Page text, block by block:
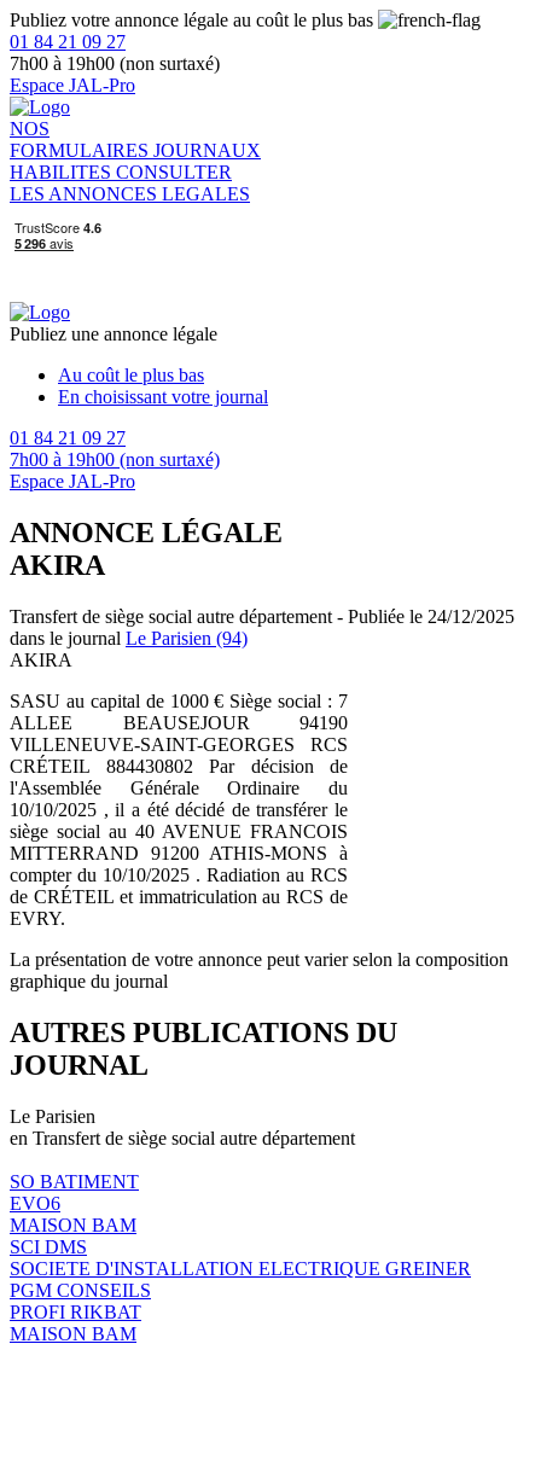
Publiez votre annonce légale au coût le plus bas
01 84 21 09 27
7h00 à 19h00 (non surtaxé)
Espace JAL-Pro
NOS
FORMULAIRES JOURNAUX
HABILITES CONSULTER
LES ANNONCES LEGALES
Publiez une annonce légale
Au coût le plus bas
En choisissant votre journal
01 84 21 09 27
7h00 à 19h00 (non surtaxé)
Espace JAL-Pro
ANNONCE LÉGALE
AKIRA
Transfert de siège social autre département - Publiée le 24/12/2025
dans le journal Le Parisien (94)
AKIRA
SASU au capital de 1000 € Siège social : 7
ALLEE BEAUSEJOUR 94190
VILLENEUVE-SAINT-GEORGES RCS
CRÉTEIL 884430802 Par décision de
l'Assemblée Générale Ordinaire du
10/10/2025 , il a été décidé de transférer le
siège social au 40 AVENUE FRANCOIS
MITTERRAND 91200 ATHIS-MONS à
compter du 10/10/2025 . Radiation au RCS
de CRÉTEIL et immatriculation au RCS de
EVRY.
La présentation de votre annonce peut varier selon la composition
graphique du journal
AUTRES PUBLICATIONS DU
JOURNAL
Le Parisien
en Transfert de siège social autre département
SO BATIMENT
EVO6
MAISON BAM
SCI DMS
SOCIETE D'INSTALLATION ELECTRIQUE GREINER
PGM CONSEILS
PROFI RIKBAT
MAISON BAM